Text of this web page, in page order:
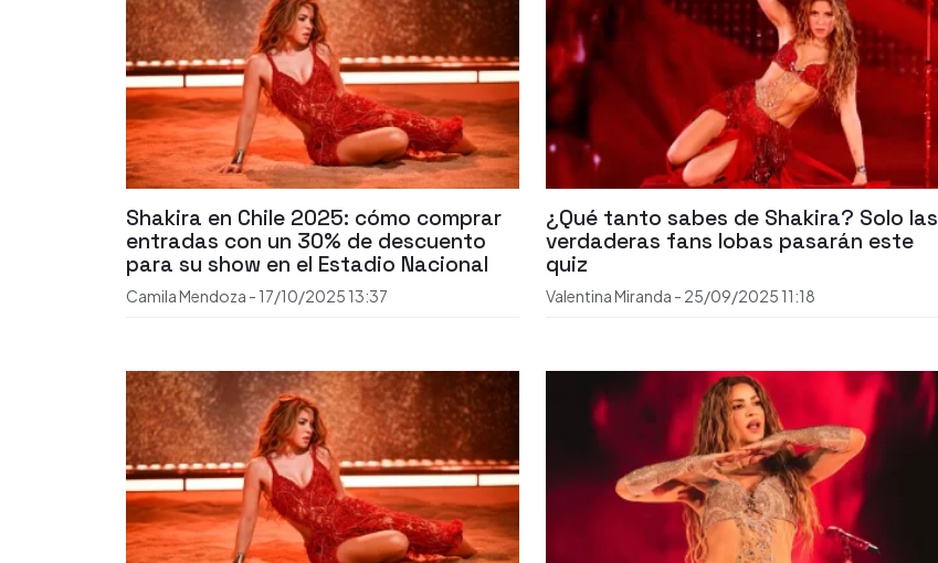
Shakira en Chile 2025: cómo comprar
entradas con un 30% de descuento
para su show en el Estadio Nacional
Camila Mendoza - 17/10/2025 13:37
¿Qué tanto sabes de Shakira? Solo las
verdaderas fans lobas pasarán este
quiz
Valentina Miranda - 25/09/2025 11:18